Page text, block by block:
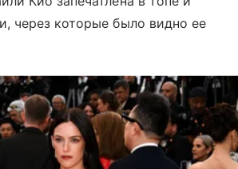
через которые было видно ее